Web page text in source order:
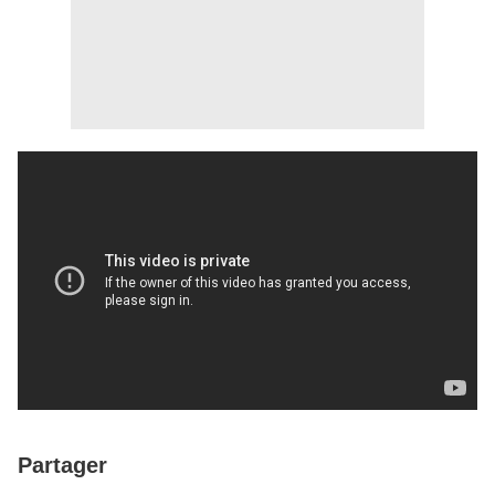
Partager